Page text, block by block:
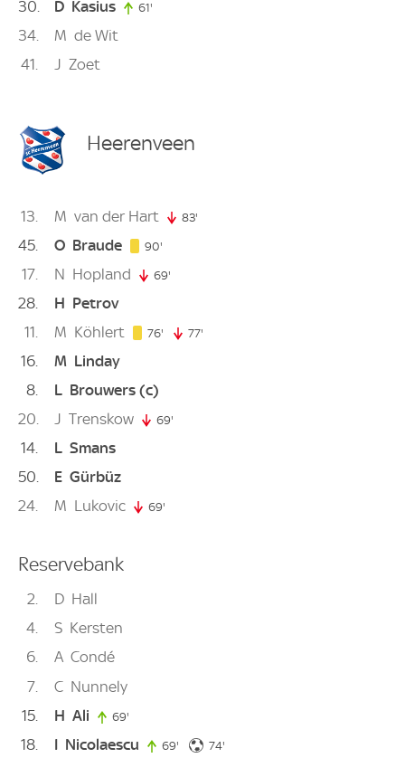
30 D Kasius 61'
34 M de Wit
41
J Zoet
Heerenveen
13 M van der Hart 83'
45 O Braude 90'
17 N Hopland 69'
28 H Petrov
11
M Köhlert 76' 76. minute
77'
16 M Linday
8
L Brouwers (c)
20
J Trenskow 69'
14 L Smans
50
E Gürbüz
24
M Lukovic 69'
Reservebank
2 D Hall
4
S Kersten
6
A Condé
7
C Nunnely
15
H Ali 69'
18 I Nicolaescu 69' 69. minute
74'